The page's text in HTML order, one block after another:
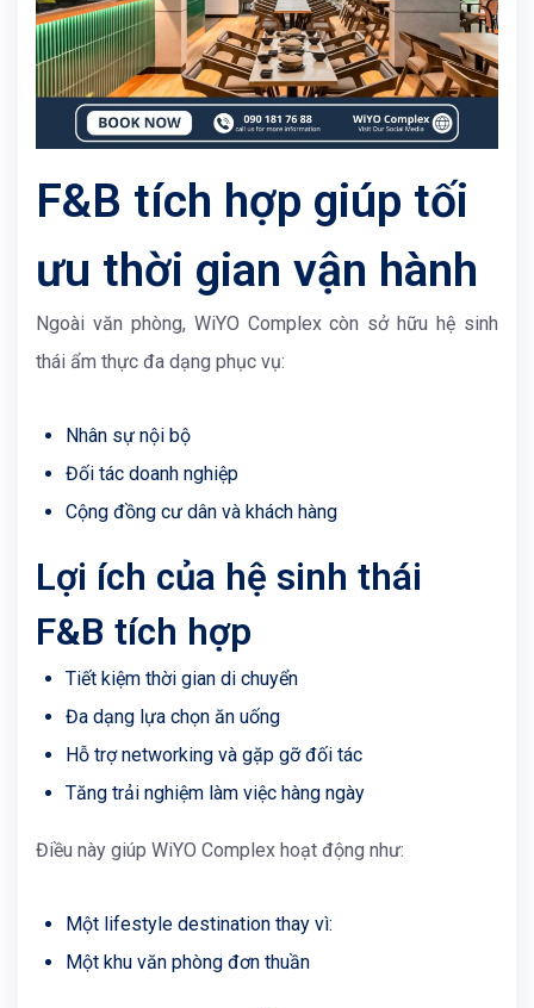
F&B tích hợp giúp tối
ưu thời gian vận hành
Ngoài văn phòng, WiYO Complexcòn sở hữu hệ sinh
thái ẩm thực đa dạng phục vụ:
Nhân sự nội bộ
Đối tác doanh nghiệp
Cộng đồng cư dân và khách hàng
Lợi ích của hệ sinh thái
F&B tích hợp
Tiết kiệm thời gian di chuyển
Đa dạng lựa chọn ăn uống
Hỗ trợ networking và gặp gỡ đối tác
Tăng trải nghiệm làm việc hàng ngày
Điều này giúp WiYO Complex hoạt động như:
Một lifestyle destination thay vì:
Một khu văn phòng đơn thuần